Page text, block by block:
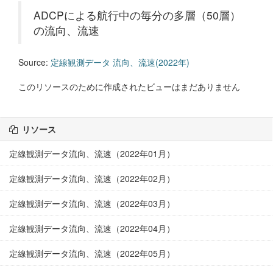
ADCPによる航行中の毎分の多層（50層）
の流向、流速
Source: 定線観測データ 流向、流速(2022年)
このリソースのために作成されたビューはまだありません
リソース
定線観測データ流向、流速（2022年01月）
定線観測データ流向、流速（2022年02月）
定線観測データ流向、流速（2022年03月）
定線観測データ流向、流速（2022年04月）
定線観測データ流向、流速（2022年05月）